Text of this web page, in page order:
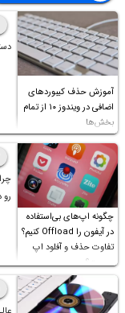
آموزش حذف کیبوردهای
اضافی در ویندوز ۱۰ از تمام
بخش‌ها
چگونه اپ‌های بی‌استفاده
در آیفون را Offload کنیم؟
تفاوت حذف و آفلود اپ
چیست؟
رو